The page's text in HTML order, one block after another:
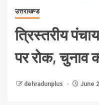
उत्तराखण्ड
त्रिस्तरीय
पर रोक, चुनाव
dehradunplus June